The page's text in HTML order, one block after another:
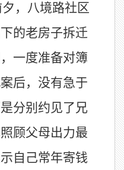
，八境路社区
的老房子拆迁
一度准备对簿
后，没有急于
分别约见了兄
顾父母出力最
自己常年寄钱